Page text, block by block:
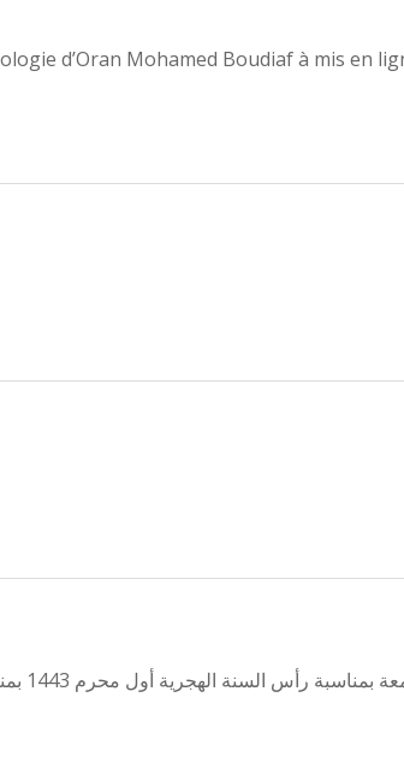
d’Oran Mohamed Boudiaf à mis en